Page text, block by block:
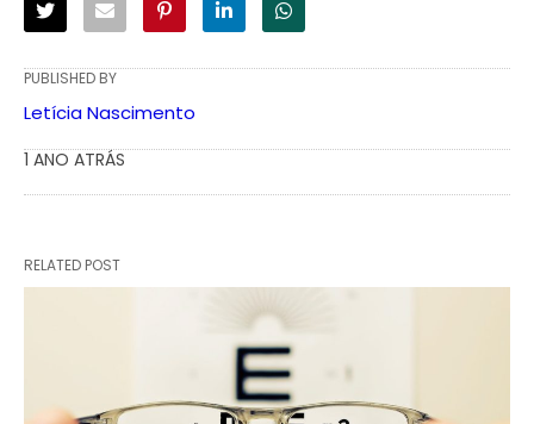
PUBLISHED BY
Letícia Nascimento
1 ANO ATRÁS
RELATED POST